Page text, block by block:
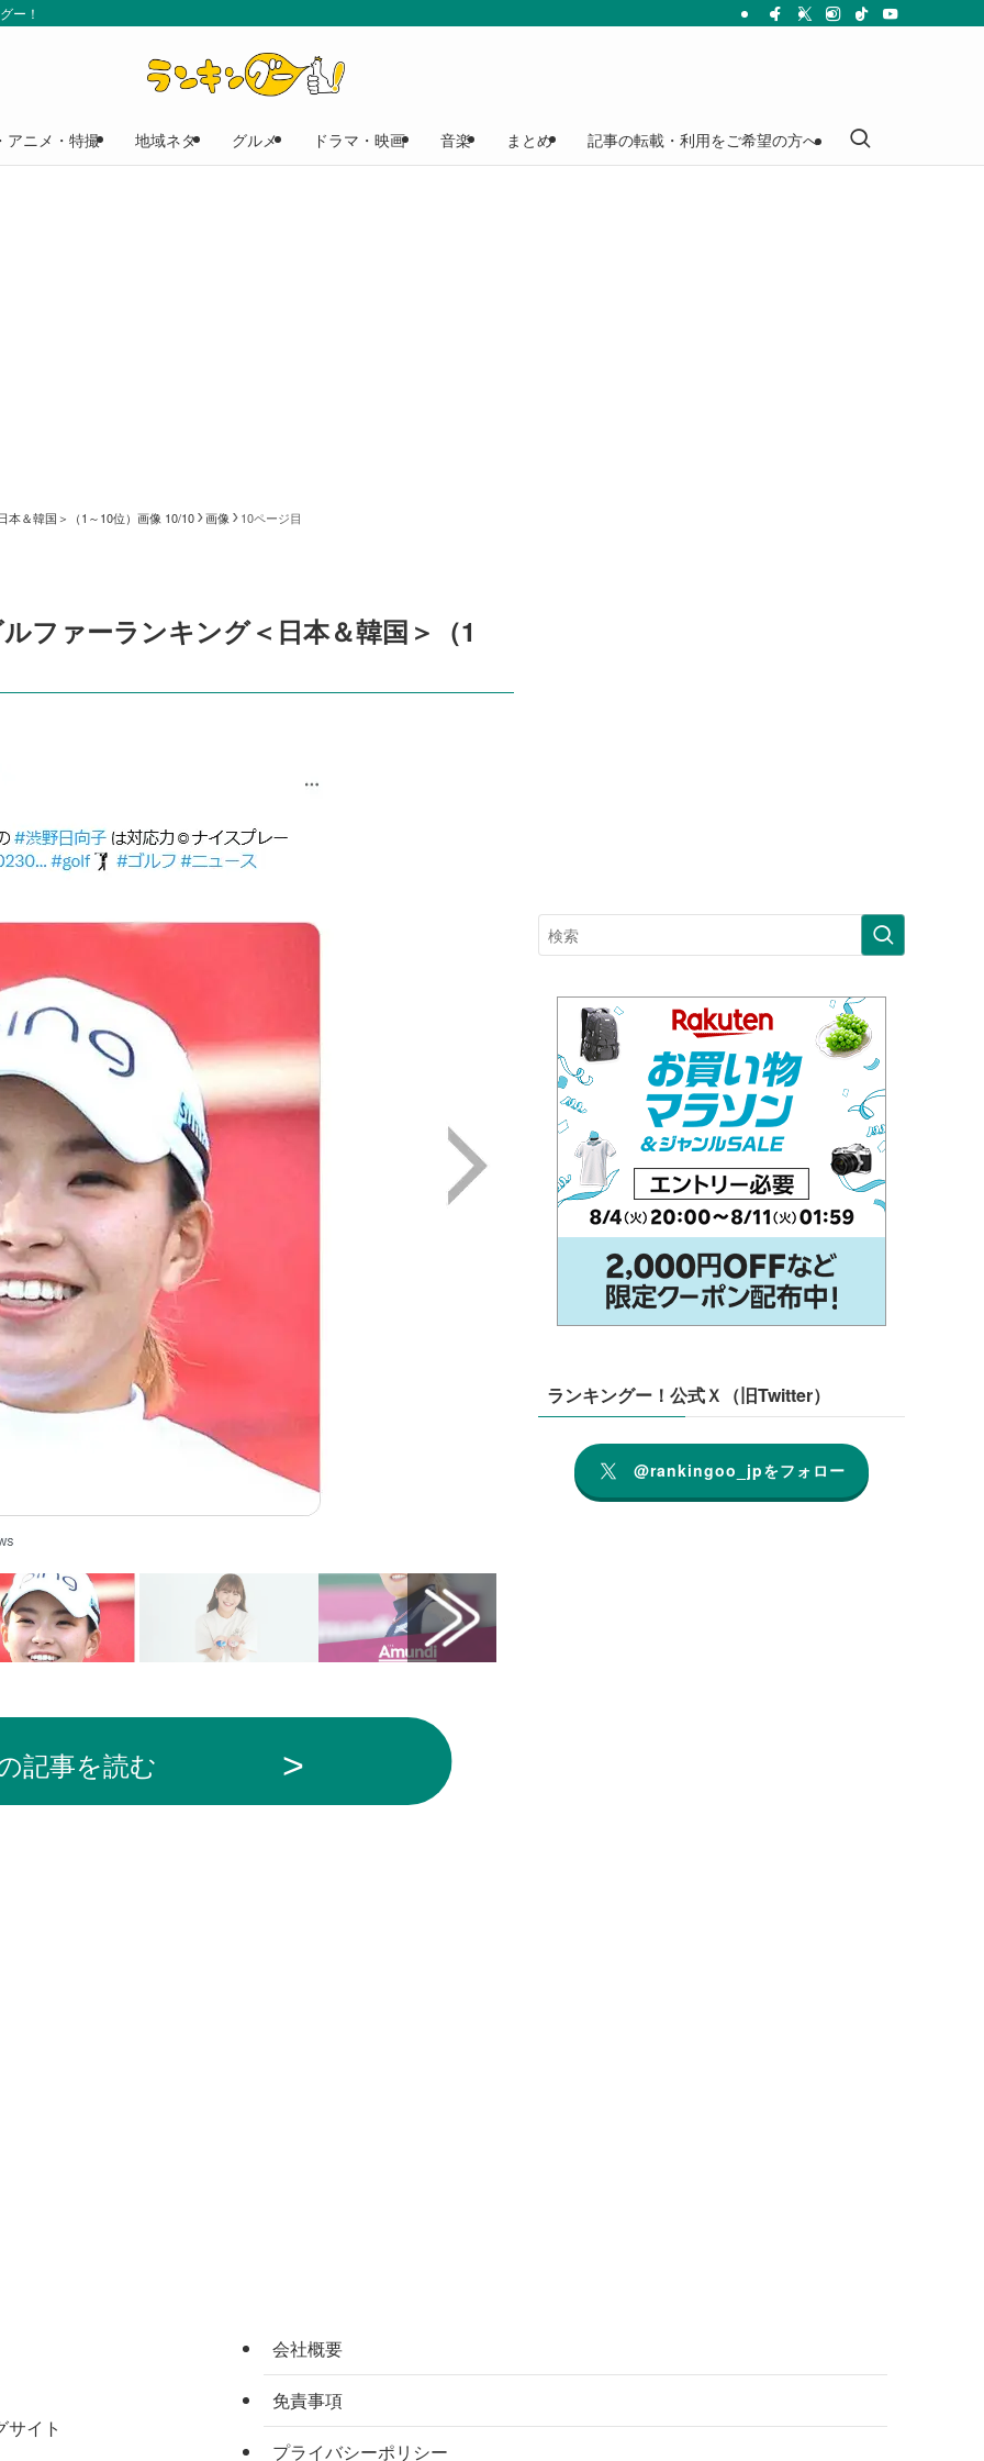
ー！
アニメ・特撮 地域ネタ グルメ ドラマ・映画 音楽 まとめ 記事の転載・利用をご希望の方へ
本＆韓国＞（1～10位）画像 10/10 画像 10ページ目
ファーランキング＜日本＆韓国＞（1
記事を読む
ランキングー！公式Ｘ（旧Twitter）
@rankingoo_jpをフォロー
イト
会社概要
免責事項
プライバシーポリシー